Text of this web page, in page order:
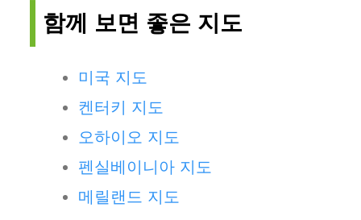
함께 보면 좋은 지도
미국 지도
켄터키 지도
오하이오 지도
펜실베이니아 지도
메릴랜드 지도